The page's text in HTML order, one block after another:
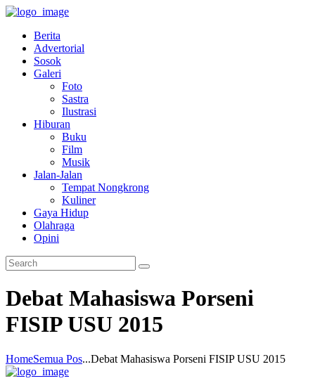
Berita
Advertorial
Sosok
Galeri
Foto
Sastra
Ilustrasi
Hiburan
Buku
Film
Musik
Jalan-Jalan
Tempat Nongkrong
Kuliner
Gaya Hidup
Olahraga
Opini
Debat Mahasiswa Porseni
FISIP USU 2015
HomeSemua Pos...Debat Mahasiswa Porseni FISIP USU 2015